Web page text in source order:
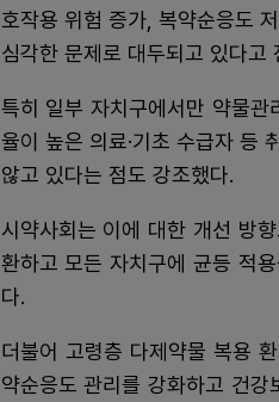
호작용 위험 증가, 복약순응도
심각한 문제로 대두되고 있다고
특히 일부 자치구에서만 약물
율이 높은 의료·기초 수급자 등
않고 있다는 점도 강조했다.
시약사회는 이에 대한 개선 방
환하고 모든 자치구에 균등 적
다.
더불어 고령층 다제약물 복용
약순응도 관리를 강화하고 건강